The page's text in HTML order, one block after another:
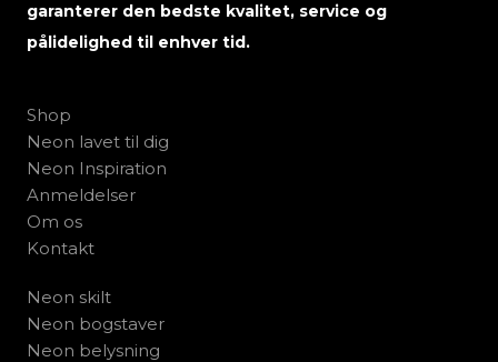
garanterer den bedste kvalitet, service og
pålidelighed til enhver tid.
Shop
Neon lavet til dig
Neon Inspiration
Anmeldelser
Om os
Kontakt
Neon skilt
Neon bogstaver
Neon belysning